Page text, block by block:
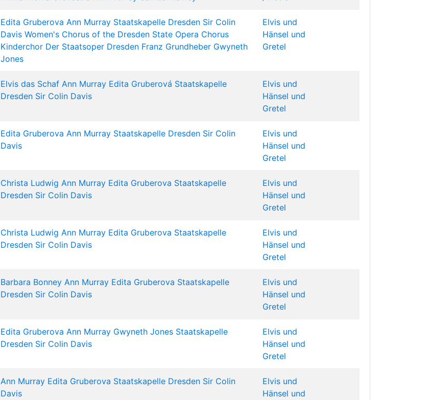
Edita Gruberova Ann Murray Staatskapelle Dresden Sir Colin
Davis Women's Chorus of the Dresden State Opera Chorus
Kinderchor Der Staatsoper Dresden Franz Grundheber Gwyneth
Jones
Elvis und
Hänsel und
Gretel
Elvis das Schaf Ann Murray Edita Gruberová Staatskapelle
Dresden Sir Colin Davis
Elvis und
Hänsel und
Gretel
Edita Gruberova Ann Murray Staatskapelle Dresden Sir Colin
Davis
Elvis und
Hänsel und
Gretel
Christa Ludwig Ann Murray Edita Gruberova Staatskapelle
Dresden Sir Colin Davis
Elvis und
Hänsel und
Gretel
Christa Ludwig Ann Murray Edita Gruberova Staatskapelle
Dresden Sir Colin Davis
Elvis und
Hänsel und
Gretel
Barbara Bonney Ann Murray Edita Gruberova Staatskapelle
Dresden Sir Colin Davis
Elvis und
Hänsel und
Gretel
Edita Gruberova Ann Murray Gwyneth Jones Staatskapelle
Dresden Sir Colin Davis
Elvis und
Hänsel und
Gretel
Ann Murray Edita Gruberova Staatskapelle Dresden Sir Colin
Davis
Elvis und
Hänsel und